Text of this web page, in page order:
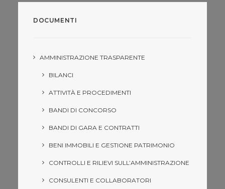
DOCUMENTI
AMMINISTRAZIONE TRASPARENTE
BILANCI
ATTIVITÀ E PROCEDIMENTI
BANDI DI CONCORSO
BANDI DI GARA E CONTRATTI
BENI IMMOBILI E GESTIONE PATRIMONIO
CONTROLLI E RILIEVI SULL’AMMINISTRAZIONE
CONSULENTI E COLLABORATORI